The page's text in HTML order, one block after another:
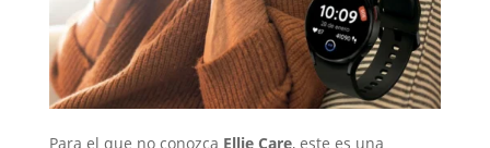
Para el que no conozca Ellie Care, este es una